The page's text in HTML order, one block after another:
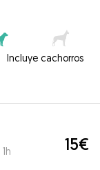
Incluye cachorros
15€